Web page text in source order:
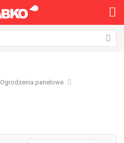
Ogrodzenia panelowe